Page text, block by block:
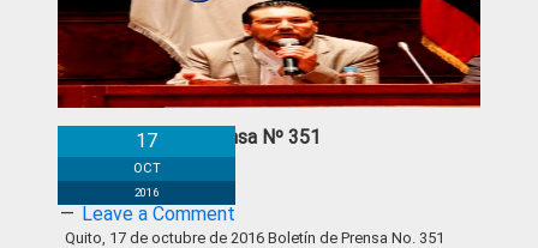
Boletín de Prensa Nº 351
17
OCT
2016
Leave a Comment
Quito, 17 de octubre de 2016 Boletín de Prensa No. 351